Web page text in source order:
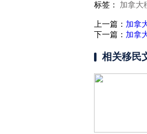
标签： 加拿大
上一篇： 加拿
下一篇： 加拿
相关移民